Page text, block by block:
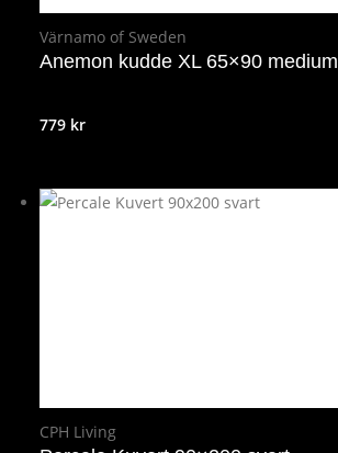
Värnamo of Sweden
Anemon kudde XL 65×90 medium
779 kr
CPH Living